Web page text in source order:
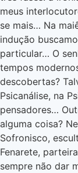
meus
se mais… Na
indução
particular… O
tempos
descobertas?
Psicanálise, na
pensadores…
alguma coisa?
Sofronisco,
Fenarete,
sempre não dar